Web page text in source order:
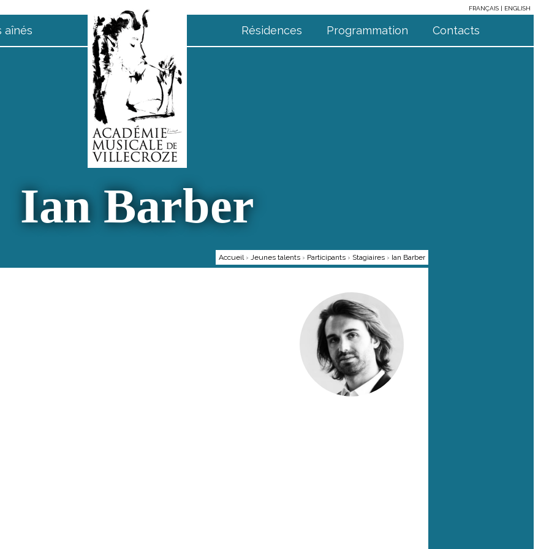
FRANÇAIS
ENGLISH
aînés Résidences Programmation Contacts
Ian Barber
Accueil › Jeunes talents › Participants › Stagiaires › Ian Barber